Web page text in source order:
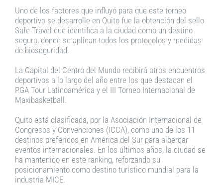
Uno de los factores que influyó para que este torneo
deportivo se desarrolle en Quito fue la obtención del sello
Safe Travel que identifica a la ciudad como un destino
seguro, donde se aplican todos los protocolos y medidas
de bioseguridad.
La Capital del Centro del Mundo recibirá otros encuentros
deportivos a lo largo del año entre los que destacan el
PGA Tour Latinoamérica y el III Torneo Internacional de
Maxibasketball.
Quito está clasificada, por la Asociación Internacional de
Congresos y Convenciones (ICCA), como uno de los 11
destinos preferidos en América del Sur para albergar
eventos internacionales. En los últimos años, la ciudad se
ha mantenido en este ranking, reforzando su
posicionamiento como destino turístico mundial para la
industria MICE.